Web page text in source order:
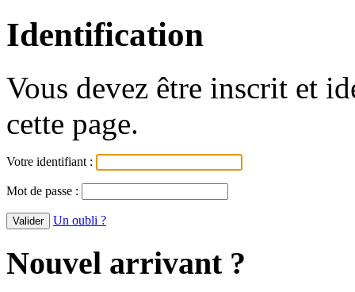
Identification
Vous devez être inscrit et
cette page.
Votre identifiant :
Mot de passe :
Un oubli ?
Nouvel arrivant ?